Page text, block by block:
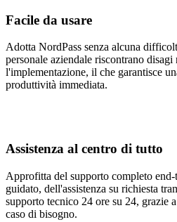
Facile da usare
Adotta NordPass senza alcuna
personale aziendale riscontrano
l'implementazione, il che garantisce
produttività immediata.
Assistenza al centro di tutto
Approfitta del supporto completo
guidato, dell'assistenza su richiesta
supporto tecnico 24 ore su 24, grazie
caso di bisogno.